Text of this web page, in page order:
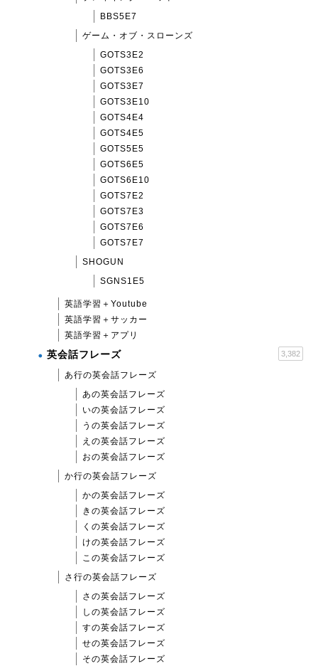
BBS5E7
ゲーム・オブ・スローンズ
GOTS3E2
GOTS3E6
GOTS3E7
GOTS3E10
GOTS4E4
GOTS4E5
GOTS5E5
GOTS6E5
GOTS6E10
GOTS7E2
GOTS7E3
GOTS7E6
GOTS7E7
SHOGUN
SGNS1E5
英語学習＋Youtube
英語学習＋サッカー
英語学習＋アプリ
英会話フレーズ 3,382
あ行の英会話フレーズ
あの英会話フレーズ
いの英会話フレーズ
うの英会話フレーズ
えの英会話フレーズ
おの英会話フレーズ
か行の英会話フレーズ
かの英会話フレーズ
きの英会話フレーズ
くの英会話フレーズ
けの英会話フレーズ
この英会話フレーズ
さ行の英会話フレーズ
さの英会話フレーズ
しの英会話フレーズ
すの英会話フレーズ
せの英会話フレーズ
その英会話フレーズ